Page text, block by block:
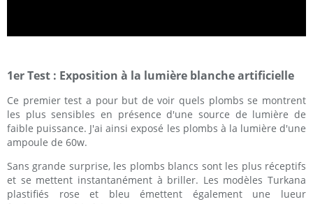
1er Test : Exposition à la lumière blanche artificielle
Ce premier test a pour but de voir quels plombs se montrent
les plus sensibles en présence d'une source de lumière de
faible puissance. J'ai ainsi exposé les plombs à la lumière d'une
ampoule de 60w.
Sans grande surprise, les plombs blancs sont les plus réceptifs
et se mettent instantanément à briller. Les modèles Turkana
plastifiés rose et bleu émettent également une lueur